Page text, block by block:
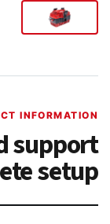
INFORMATION
support
setup